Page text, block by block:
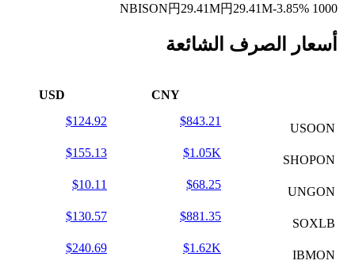
1000 NBISON
円29.41M円29.41M-3.85%
أسعار الصرف الشائعة
CNY
USD
USOON
$843.21
$124.92
SHOPON
$1.05K
$155.13
UNGON
$68.25
$10.11
SOXLB
$881.35
$130.57
IBMON
$1.62K
$240.69